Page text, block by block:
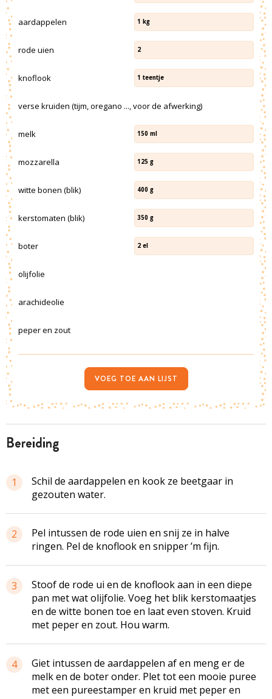
bereiding
1
Schil de aardappelen en kook ze beetgaar in
gezouten water.
2
Pel intussen de rode uien en snij ze in halve
ringen. Pel de knoflook en snipper ’m fijn.
3
Stoof de rode ui en de knoflook aan in een diepe
pan met wat olijfolie. Voeg het blik kerstomaatjes
en de witte bonen toe en laat even stoven. Kruid
met peper en zout. Hou warm.
4
Giet intussen de aardappelen af en meng er de
melk en de boter onder. Plet tot een mooie puree
met een pureestamper en kruid met peper en
aardappelen 1 kg
rode uien 2
knoflook 1 teentje
verse kruiden (tijm, oregano ..., voor de afwerking)
melk 150 ml
mozzarella 125 g
witte bonen (blik) 400 g
kerstomaten (blik) 350 g
boter 2 el
olijfolie
arachideolie
peper en zout
VOEG TOE AAN LIJST